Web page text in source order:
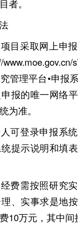
者。
项目采取网上申
管理平台•申报
报的唯一网络
为准。
人可登录申报系
提示说明和填
经费需按照研究
、实事求是地
10万元，其中间